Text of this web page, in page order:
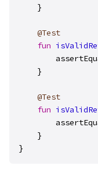
    }
@Test
fun
    }
@Test
fun
    }
}